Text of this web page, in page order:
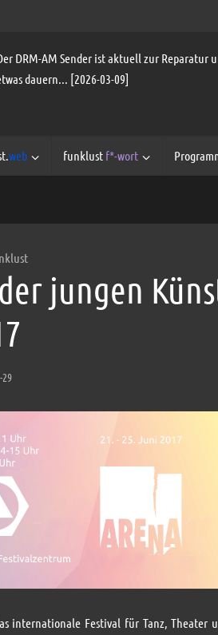
DRM-AM Sender ist aktuell zur
dauern... [2026-03-09]
web funklust f*-wort
jungen
29
internationale Festival für Tanz, Theater